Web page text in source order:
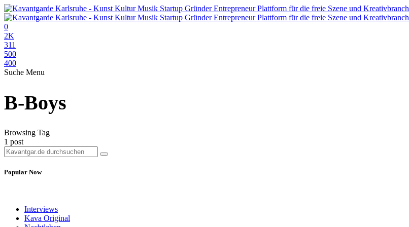
0
2K
311
500
400
Suche Menu
B-Boys
Browsing Tag
1 post
Popular Now
Interviews
Kava Original